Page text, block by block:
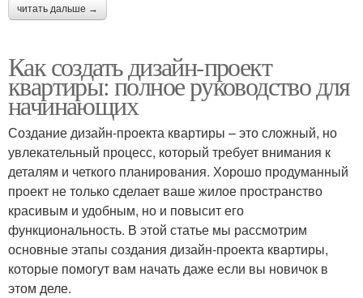
читать дальше →
Как создать дизайн-проект
квартиры: полное руководство для
начинающих
Создание дизайн-проекта квартиры – это сложный, но
увлекательный процесс, который требует внимания к
деталям и четкого планирования. Хорошо продуманный
проект не только сделает ваше жилое пространство
красивым и удобным, но и повысит его
функциональность. В этой статье мы рассмотрим
основные этапы создания дизайн-проекта квартиры,
которые помогут вам начать даже если вы новичок в
этом деле.